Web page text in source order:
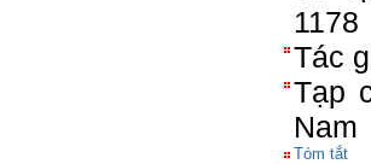
1178
Tác
Tạp
Nam
Tóm tắt